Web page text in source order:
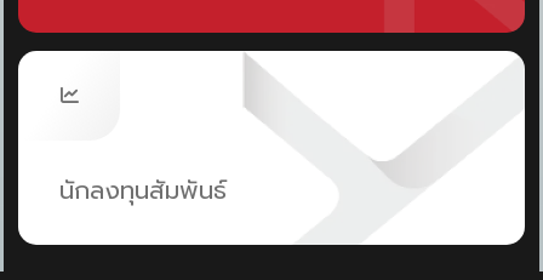
Aviation Hub
หัวใจสำคัญไม่ได้อยู่ที่การพัฒนาเพียงด้านใดด้านหนึ่ง แต่คือ
การทำให้ทุกองค์ประกอบทำงาน “สอดประสานกัน”
Passenger Experience ต้องเชื่อมกับ Operations
Operations ต้องเชื่อมกับ Infrastructure
นักลงทุนสัมพันธ์